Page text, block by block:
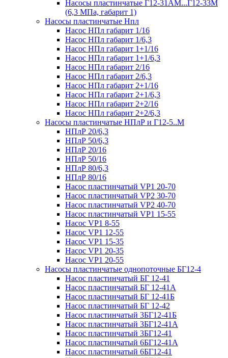
Насосы пластинчатые Г12-31АМ...Г12-33М
(6,3 МПа, габарит 1)
Насосы пластинчатые Нпл
Насос НПл габарит 1/16
Насос НПл габарит 1/6,3
Насос НПл габарит 1+1/16
Насос НПл габарит 1+1/6,3
Насос НПл габарит 2/16
Насос НПл габарит 2/6,3
Насос НПл габарит 2+1/16
Насос НПл габарит 2+1/6,3
Насос НПл габарит 2+2/16
Насос НПл габарит 2+2/6,3
Насосы пластинчатые НПлР и Г12-5..М
НПлР 20/6,3
НПлР 50/6,3
НПлР 20/16
НПлР 50/16
НПлР 80/6,3
НПлР 80/16
Насос пластинчатый VP1 20-70
Насос пластинчатый VP2 30-70
Насос пластинчатый VP2 40-70
Насос пластинчатый VP1 15-55
Насос VP1 8-55
Насос VP1 12-55
Насос VP1 15-35
Насос VP1 20-35
Насос VP1 20-55
Насосы пластинчатые однопоточные БГ12-4
Насос пластинчатый БГ 12-41
Насос пластинчатый БГ 12-41А
Насос пластинчатый БГ 12-41Б
Насос пластинчатый БГ 12-42
Насос пластинчатый 3БГ12-41Б
Насос пластинчатый 3БГ12-41А
Насос пластинчатый 3БГ12-41
Насос пластинчатый 6БГ12-41А
Насос пластинчатый 6БГ12-41